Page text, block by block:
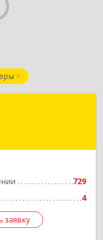
729
4
заявку
г, Советская ул,
заявку